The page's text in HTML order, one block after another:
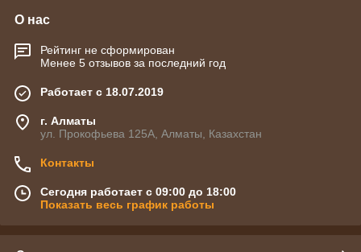
О нас
Рейтинг не сформирован
Менее 5 отзывов за последний год
Работает с 18.07.2019
г. Алматы
ул. Прокофьева 125А, Алматы, Казахстан
Контакты
Сегодня работает с 09:00 до 18:00
Показать весь график работы